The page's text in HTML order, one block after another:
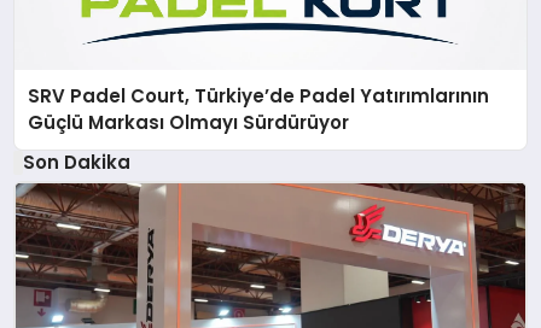
SRV Padel Court, Türkiye’de Padel Yatırımlarının
Güçlü Markası Olmayı Sürdürüyor
Son Dakika